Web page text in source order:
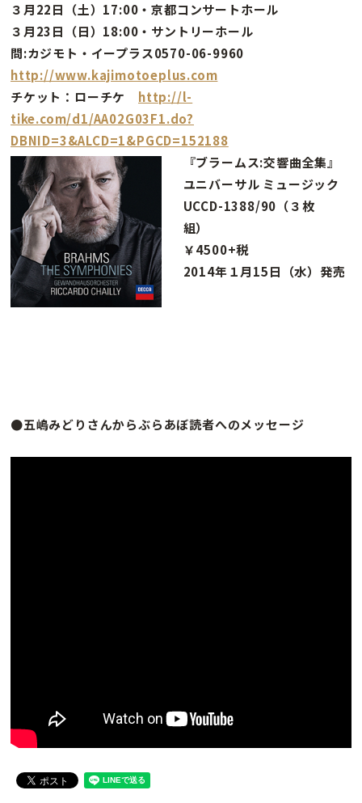
３月22日（土）17:00・京都コンサートホール
３月23日（日）18:00・サントリーホール
問:カジモト・イープラス0570-06-9960
http://www.kajimotoeplus.com
チケット：ローチケ http://l-
tike.com/d1/AA02G03F1.do?
DBNID=3&ALCD=1&PGCD=152188
『ブラームス:交響曲全集』
ユニバーサル ミュージック
UCCD-1388/90（３枚
組）
￥4500+税
2014年１月15日（水）発売
●五嶋みどりさんからぶらあぼ読者へのメッセージ